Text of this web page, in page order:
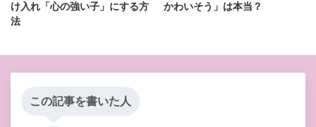
け入れ「心の強い子」にする方
法
かわいそう」は本当？
この記事を書いた人